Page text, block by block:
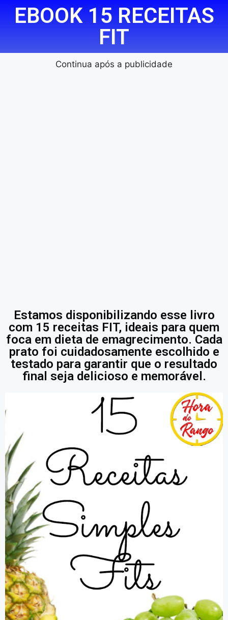
EBOOK 15 RECEITAS
FIT
Continua após a publicidade
Estamos disponibilizando esse livro
com 15 receitas FIT, ideais para quem
foca em dieta de emagrecimento. Cada
prato foi cuidadosamente escolhido e
testado para garantir que o resultado
final seja delicioso e memorável.